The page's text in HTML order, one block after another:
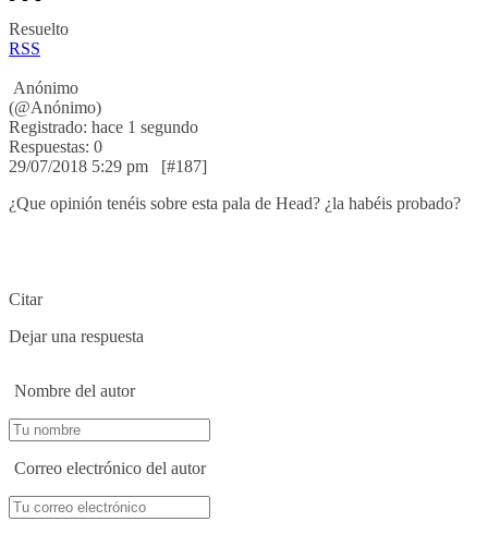
Resuelto
RSS
Anónimo
(@Anónimo)
Registrado: hace 1 segundo
Respuestas: 0
29/07/2018 5:29 pm
[#187]
¿Que opinión tenéis sobre esta pala de Head? ¿la habéis probado?
Citar
Dejar una respuesta
Nombre del autor
Correo electrónico del autor